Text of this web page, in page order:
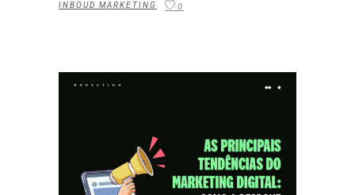
INBOUD MARKETING 0